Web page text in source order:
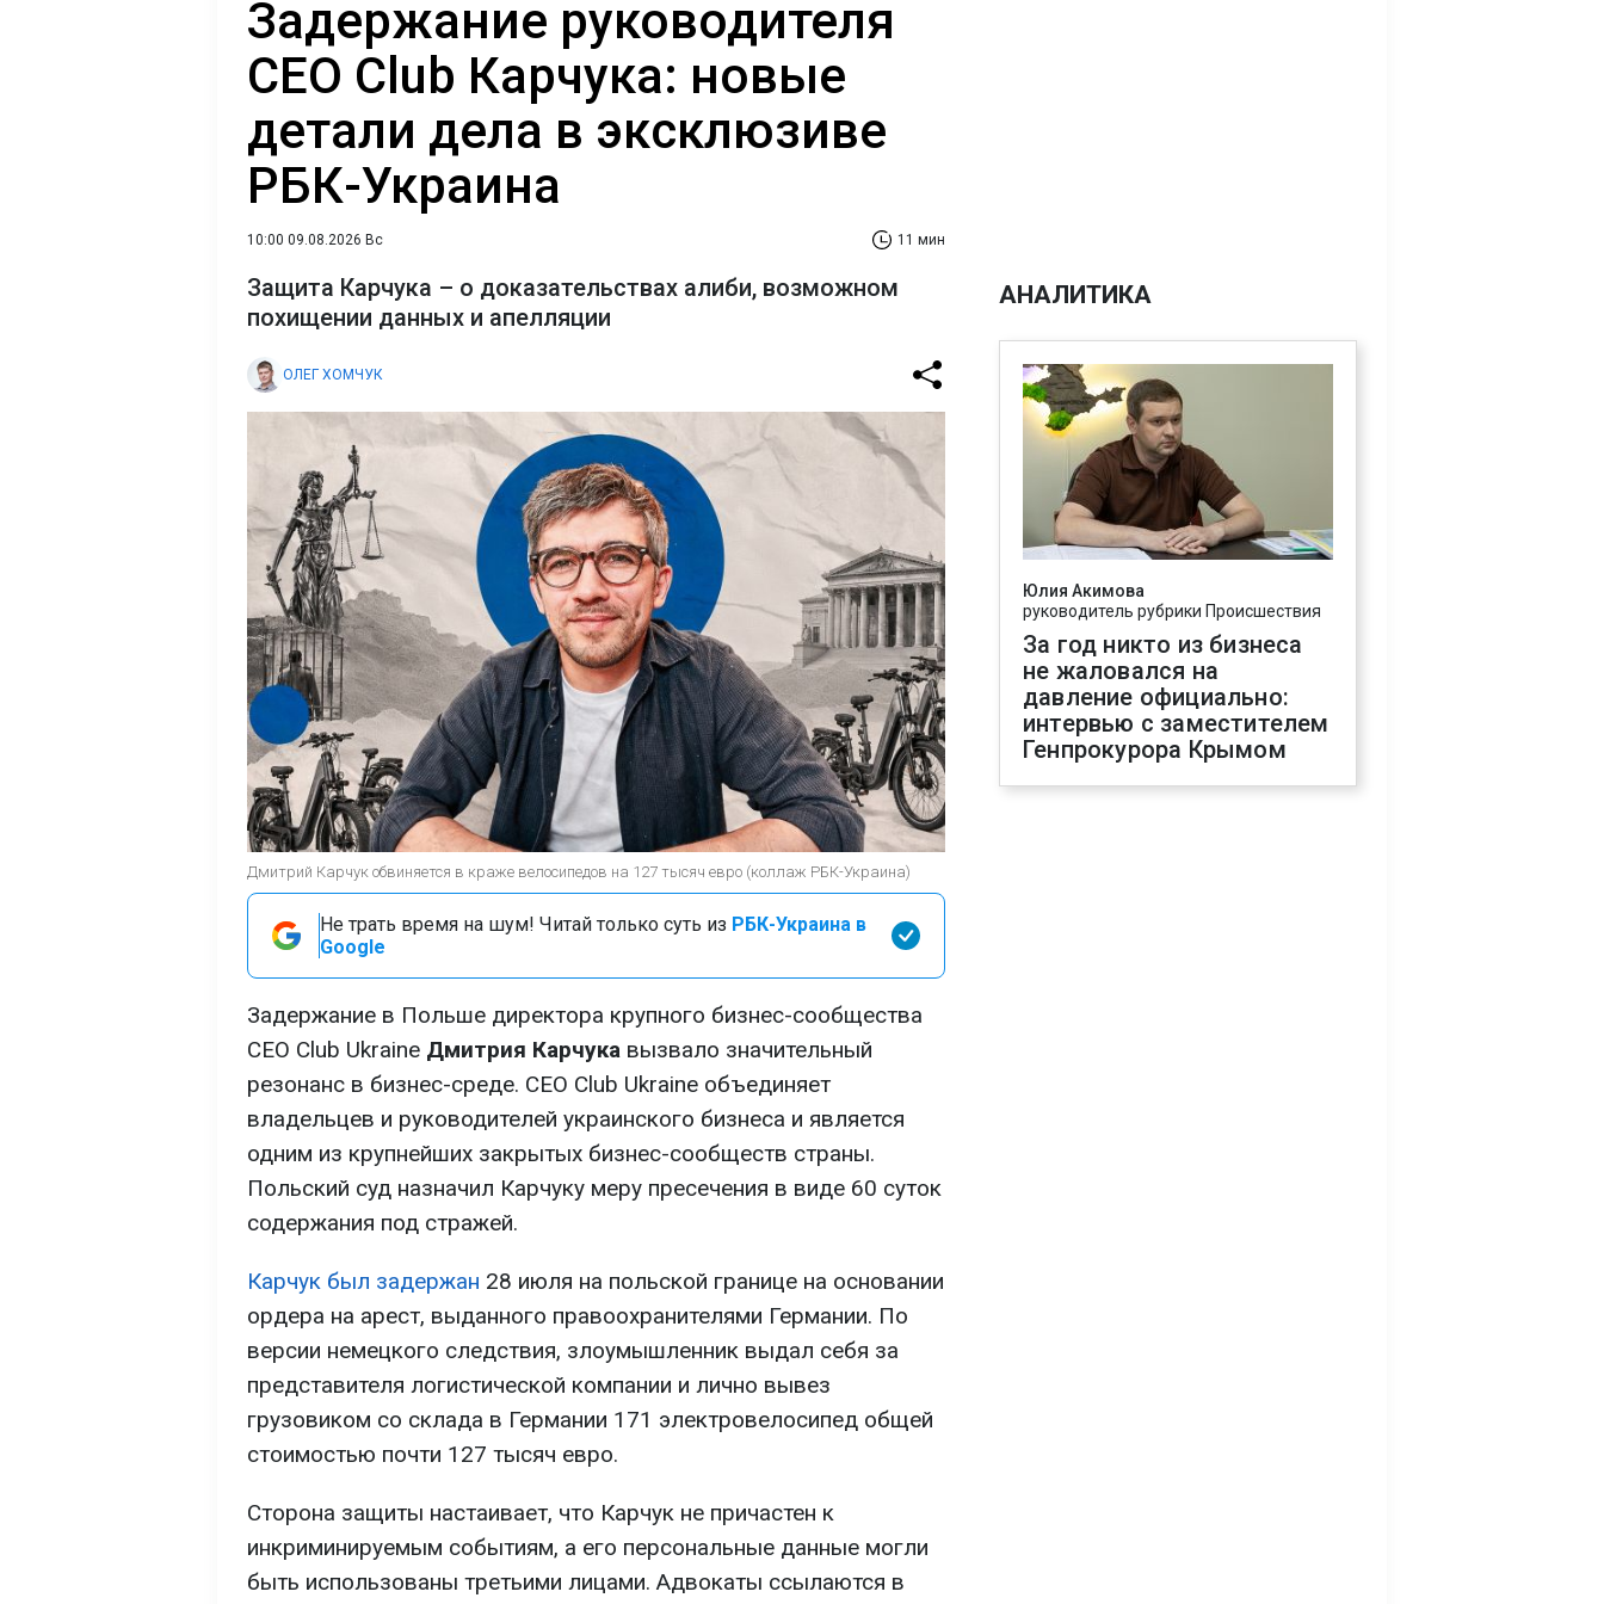
Задержание руководителя
CEO Club Карчука: новые
детали дела в эксклюзиве
РБК-Украина
10:00 09.08.2026 Вс 11 мин
Защита Карчука – о доказательствах алиби, возможном
похищении данных и апелляции
ОЛЕГ ХОМЧУК
Дмитрий Карчук обвиняется в краже велосипедов на 127 тысяч евро (коллаж РБК-Украина)
Не трать время на шум! Читай только суть из РБК-Украина в
Google
Задержание в Польше директора крупного бизнес-сообщества
CEO Club Ukraine Дмитрия Карчука вызвало значительный
резонанс в бизнес-среде. CEO Club Ukraine объединяет
владельцев и руководителей украинского бизнеса и является
одним из крупнейших закрытых бизнес-сообществ страны.
Польский суд назначил Карчуку меру пресечения в виде 60 суток
содержания под стражей.
Карчук был задержан 28 июля на польской границе на основании
ордера на арест, выданного правоохранителями Германии. По
версии немецкого следствия, злоумышленник выдал себя за
представителя логистической компании и лично вывез
грузовиком со склада в Германии 171 электровелосипед общей
стоимостью почти 127 тысяч евро.
Сторона защиты настаивает, что Карчук не причастен к
инкриминируемым событиям, а его персональные данные могли
быть использованы третьими лицами. Адвокаты ссылаются в
АНАЛИТИКА
Юлия Акимова
руководитель рубрики Происшествия
За год никто из бизнеса
не жаловался на
давление официально:
интервью с заместителем
Генпрокурора Крымом